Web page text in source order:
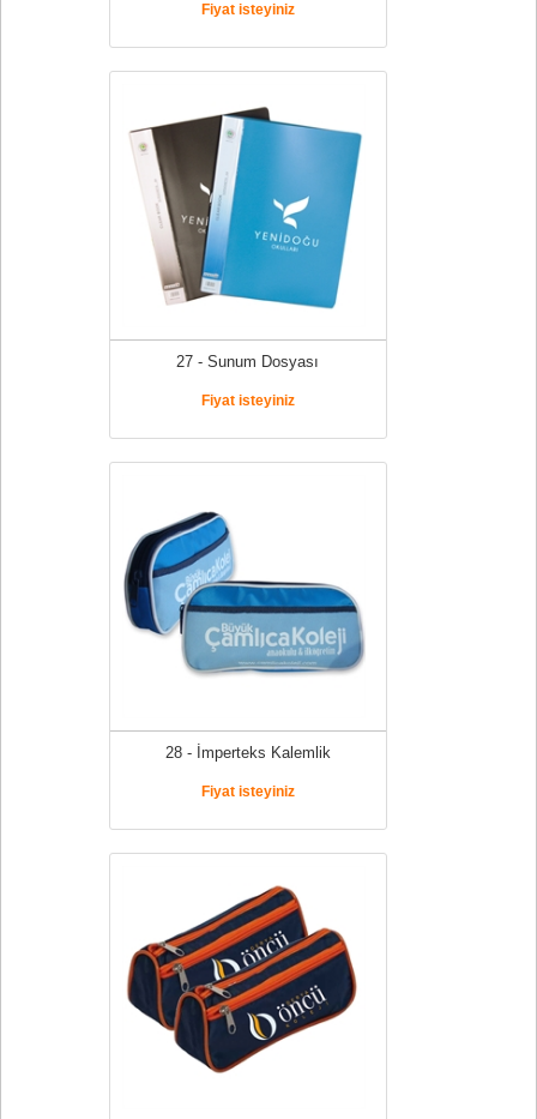
Fiyat isteyiniz
27 - Sunum Dosyası
Fiyat isteyiniz
28 - İmperteks Kalemlik
Fiyat isteyiniz